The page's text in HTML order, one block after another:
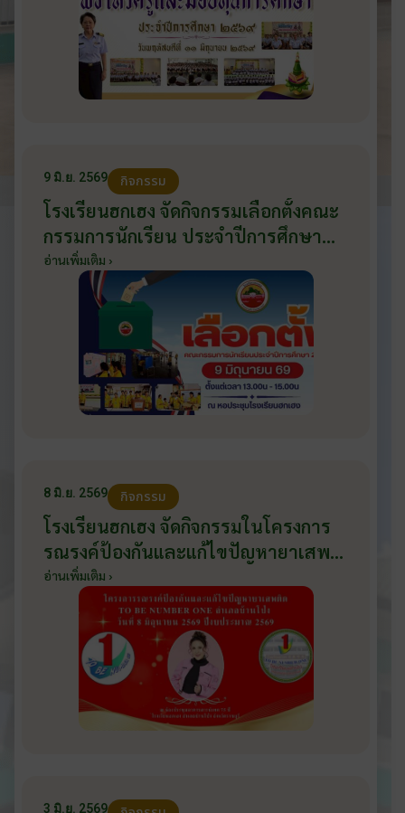
9 มิ.ย. 2569 กิจกรรม
โรงเรียนฮกเฮง จัดกิจกรรมเลือกตั้งคณะ
กรรมการนักเรียน ประจำปีการศึกษา
2569 ส่งเสริมประชาธิปไตยในโรงเรียน
วันที่ 9 มิถุนายน 2569
อ่านเพิ่มเติม ›
8 มิ.ย. 2569 กิจกรรม
โรงเรียนฮกเฮง จัดกิจกรรมในโครงการ
รณรงค์ป้องกันและแก้ไขปัญหายาเสพ
ติด TO BE NUMBER ONE อำเภอ
บ้านโป่ง ปีงบประมาณ 2569 ให้กับ
นักเรียนแกนนำ ในวันที่ 8 มิถุนายน
2569
อ่านเพิ่มเติม ›
3 มิ.ย. 2569